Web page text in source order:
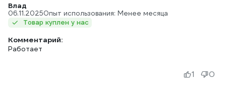
Влад
06.11.2025Опыт использования: Менее месяца
Товар куплен у нас
Комментарий:
Работает
1 0